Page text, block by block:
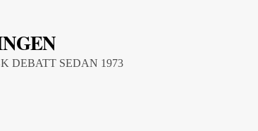
DEBATT SEDAN 1973